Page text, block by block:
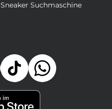
Sneaker Suchmaschine